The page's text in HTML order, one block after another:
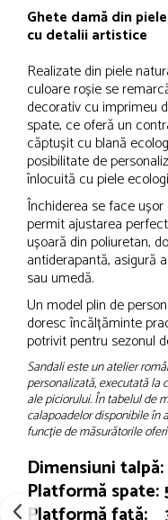
Ghete damă din
cu detalii artistice
Realizate din piele
culoare roșie se
decorativ cu imprimeu
spate, ce oferă un
căptușit cu blană
posibilitate de
înlocuită cu piele
Închiderea se face
permit ajustarea
ușoară din poliuretan,
antiderapantă, asigură
sau umedă.
Un model plin de
doresc încălțăminte
potrivit pentru sezonul
Sandali este un atelier
personalizată, executată la
ale piciorului. În tabelul de
calapoadelor disponibile în
funcție de măsurătorile
Dimensiuni talpă:
Platformă spate: